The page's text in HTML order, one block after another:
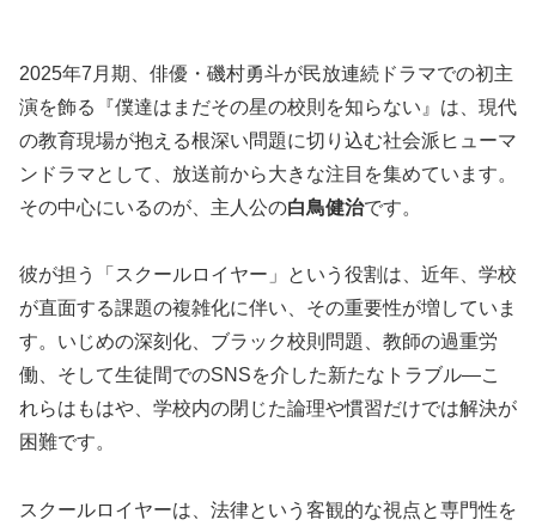
2025年7月期、俳優・磯村勇斗が民放連続ドラマでの初主
演を飾る『僕達はまだその星の校則を知らない』は、現代
の教育現場が抱える根深い問題に切り込む社会派ヒューマ
ンドラマとして、放送前から大きな注目を集めています。
その中心にいるのが、主人公の白鳥健治です。
彼が担う「スクールロイヤー」という役割は、近年、学校
が直面する課題の複雑化に伴い、その重要性が増していま
す。いじめの深刻化、ブラック校則問題、教師の過重労
働、そして生徒間でのSNSを介した新たなトラブル—こ
れらはもはや、学校内の閉じた論理や慣習だけでは解決が
困難です。
スクールロイヤーは、法律という客観的な視点と専門性を